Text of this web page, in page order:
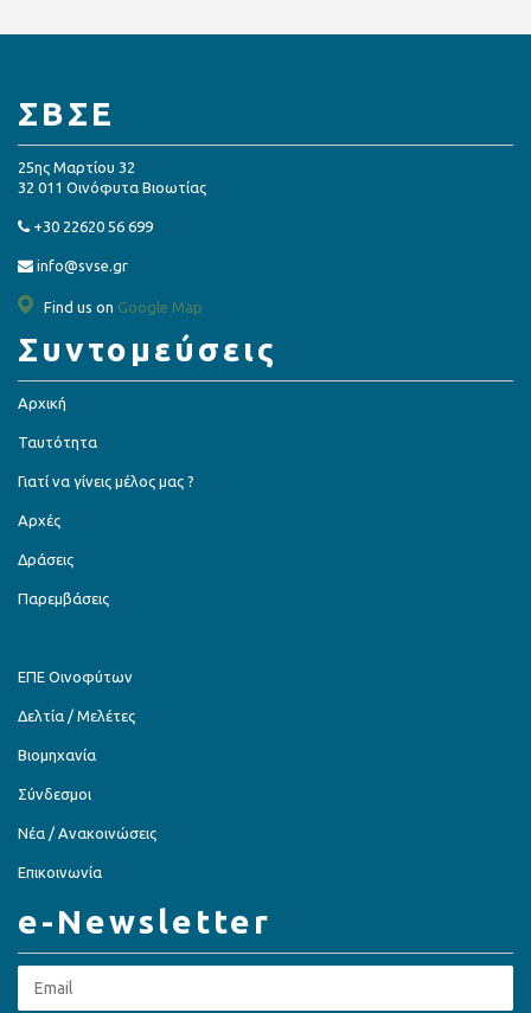
ΣΒΣΕ
25ης Μαρτίου 32
32 011 Οινόφυτα Βιοωτίας
+30 22620 56 699
info@svse.gr
Find us on Google Map
Συντομεύσεις
Αρχική
Ταυτότητα
Γιατί να γίνεις μέλος μας ?
Αρχές
Δράσεις
Παρεμβάσεις
ΕΠΕ Οινοφύτων
Δελτία / Μελέτες
Βιομηχανία
Σύνδεσμοι
Νέα / Ανακοινώσεις
Επικοινωνία
e-Newsletter